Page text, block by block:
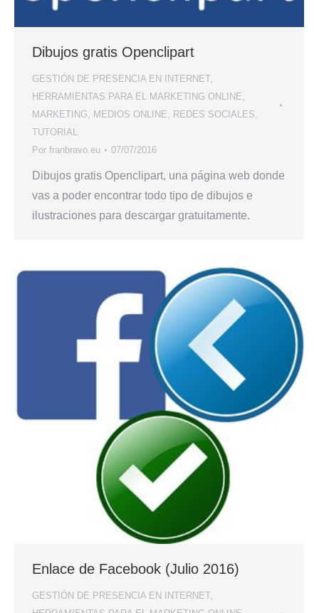
Dibujos gratis Openclipart
GESTIÓN DE PRESENCIA EN INTERNET,
HERRAMIENTAS PARA EL MARKETING ONLINE,
MARKETING, MEDIOS ONLINE, REDES SOCIALES,
TUTORIAL
Por franbravo.eu 07/07/2016
Dibujos gratis Openclipart, una página web donde
vas a poder encontrar todo tipo de dibujos e
ilustraciones para descargar gratuitamente.
Enlace de Facebook (Julio 2016)
GESTIÓN DE PRESENCIA EN INTERNET,